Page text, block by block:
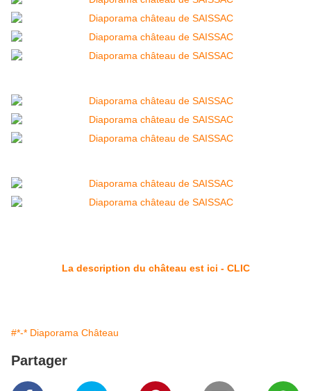
La description du château est ici - CLIC
#*-* Diaporama Château
Partager